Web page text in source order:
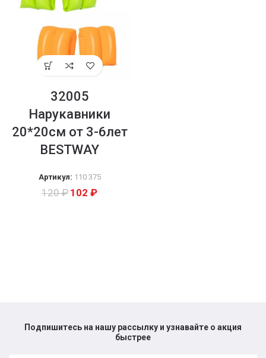
32005
Нарукавники
20*20см от 3-6лет
BESTWAY
Артикул: 110 375
120₽ 102 ₽
Подпишитесь на нашу рассылку и узнавайте о акция
быстрее​